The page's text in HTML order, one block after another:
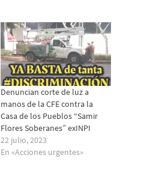
Denuncian corte de luz a
manos de la CFE contra la
Casa de los Pueblos “Samir
Flores Soberanes” exINPI
22 julio, 2023
En «Acciones urgentes»